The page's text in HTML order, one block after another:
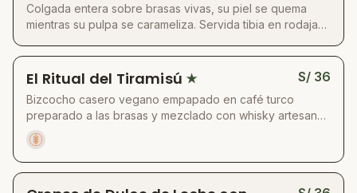
Colgada entera sobre brasas vivas, su piel se quema
mientras su pulpa se carameliza. Servida tibia en rodajas
de arroz con leche vegetal al estilo de casa y ricota
vegana cremosa. El fuego tropical: humo, fruta, memoria
y ternura.
El Ritual del Tiramisú ★ S/ 36
Bizcocho casero vegano empapado en café turco
preparado a las brasas y mezclado con whisky artesanal
by Mila. Capas de crema vegetal batida coronadas con
nibs de cacao crudo. Se presenta bajo una campana de
humo aromático, que se libera frente al comensal como